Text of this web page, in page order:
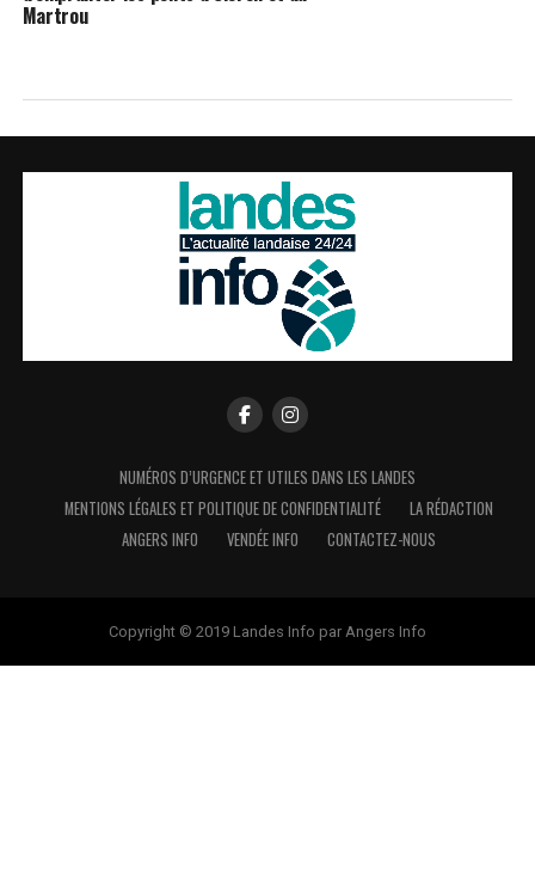
Martrou
NUMÉROS D’URGENCE ET UTILES DANS LES LANDES
MENTIONS LÉGALES ET POLITIQUE DE CONFIDENTIALITÉ
LA RÉDACTION
ANGERS INFO
VENDÉE INFO CONTACTEZ-NOUS
Copyright © 2019 Landes Info par Angers Info